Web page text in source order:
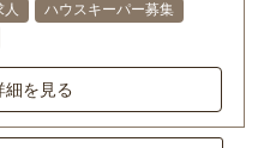
人
ハウスキーパー募集
細を見る